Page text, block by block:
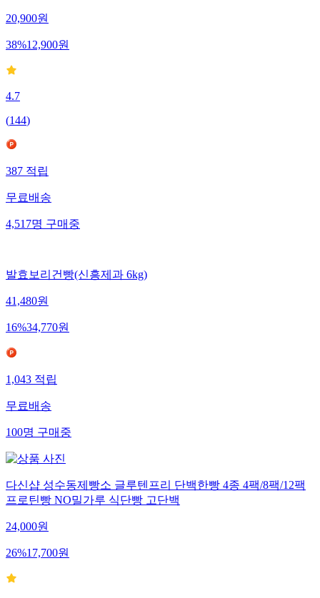
20,900원
38%12,900원
4.7
(144)
387 적립
무료배송
4,517명 구매중
발효보리건빵(신흥제과 6kg)
41,480원
16%34,770원
1,043 적립
무료배송
100명 구매중
다신샵 성수동제빵소 글루텐프리 단백한빵 4종 4팩/8팩/12팩
프로틴빵 NO밀가루 식단빵 고단백
24,000원
26%17,700원